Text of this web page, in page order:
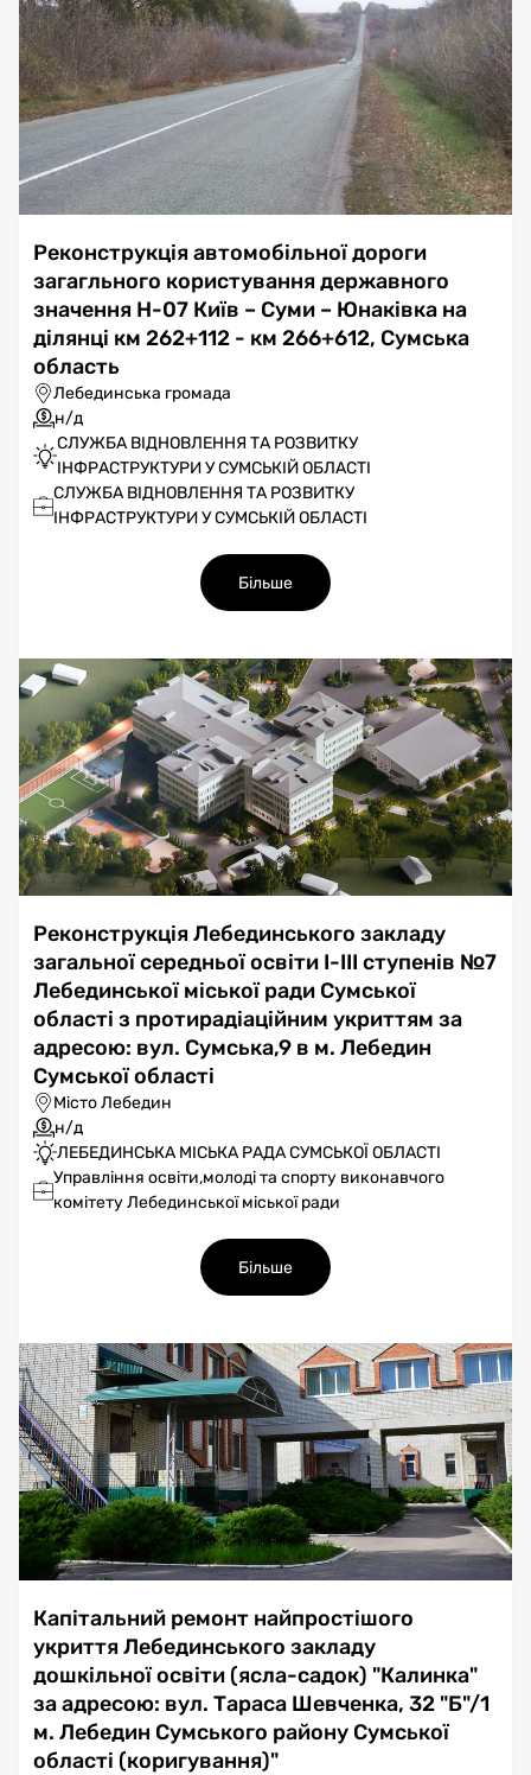
Реконструкція автомобільної дороги
загагльного користування державного
значення Н-07 Київ – Суми – Юнаківка на
ділянці км 262+112 - км 266+612, Сумська
область
Лебединська громада
н/д
СЛУЖБА ВІДНОВЛЕННЯ ТА РОЗВИТКУ
ІНФРАСТРУКТУРИ У СУМСЬКІЙ ОБЛАСТІ
СЛУЖБА ВІДНОВЛЕННЯ ТА РОЗВИТКУ
ІНФРАСТРУКТУРИ У СУМСЬКІЙ ОБЛАСТІ
Більше
Реконструкція Лебединського закладу
загальної середньої освіти І-ІІІ ступенів №7
Лебединської міської ради Сумської
області з протирадіаційним укриттям за
адресою: вул. Сумська,9 в м. Лебедин
Сумської області
Місто Лебедин
н/д
ЛЕБЕДИНСЬКА МІСЬКА РАДА СУМСЬКОЇ ОБЛАСТІ
Управління освіти,молоді та спорту виконавчого
комітету Лебединської міської ради
Більше
Капітальний ремонт найпростішого
укриття Лебединського закладу
дошкільної освіти (ясла-садок) "Калинка"
за адресою: вул. Тараса Шевченка, 32 "Б"/1
м. Лебедин Сумського району Сумської
області (коригування)"